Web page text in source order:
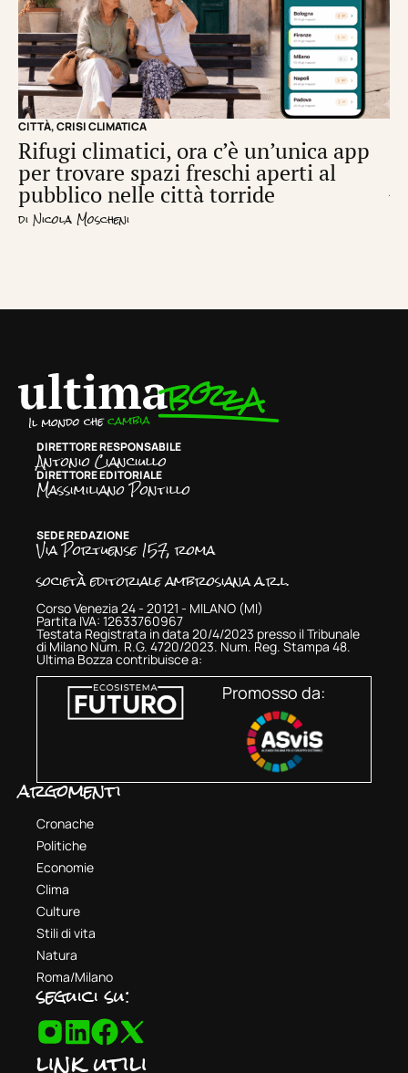
CITTÀ,CRISI CLIMATICA
Rifugi climatici, ora c’è un’unica app
per trovare spazi freschi aperti al
pubblico nelle città torride
di Nicola Moscheni
DIRETTORE RESPONSABILE
Antonio Cianciullo
DIRETTORE EDITORIALE
Massimiliano Pontillo
SEDE REDAZIONE
Via Portuense 157, roma
società editoriale ambrosiana a.r.l.
Corso Venezia 24 - 20121 - MILANO (MI)
Partita IVA: 12633760967
Testata Registrata in data 20/4/2023 presso il Tribunale
di Milano Num. R.G. 4720/2023. Num. Reg. Stampa 48.
Ultima Bozza contribuisce a:
Promosso da:
argomenti
Cronache
Politiche
Economie
Clima
Culture
Stili di vita
Natura
Roma/Milano
seguici su: